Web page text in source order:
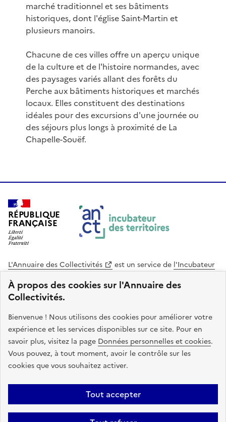
À propos des cookies sur l'Annuaire des
Collectivités.
Bienvenue ! Nous utilisons des cookies pour améliorer votre
expérience et les services disponibles sur ce site. Pour en
savoir plus, visitez la page Données personnelles et cookies.
Vous pouvez, à tout moment, avoir le contrôle sur les
cookies que vous souhaitez activer.
Tout accepter
marché traditionnel et ses bâtiments
historiques, dont l'église Saint-Martin et
plusieurs manoirs.
Chacune de ces villes offre un aperçu unique
de la culture et de l'histoire normandes, avec
des paysages variés allant des forêts du
Perche aux bâtiments historiques et marchés
locaux. Elles constituent des destinations
idéales pour des excursions d'une journée ou
des séjours plus longs à proximité de La
Chapelle-Souëf.
RÉPUBLIQUE
FRANÇAISE
L'Annuaire des Collectivités est un service de l'Incubateur
des Territoires
Cohésion des Territoires
. Le code source de ce site web
est disponible en licence libre. Le design de ce site est conçu
avec le système de design de l’État.
legifrance.gouv.fr
info.gouv.fr
service-public.gouv.fr
data.gouv.fr
Plan du site Accessibilite : non conforme
Mentions légales
Politique de confidentialité
Gestion des cookies FAQ
Kit de